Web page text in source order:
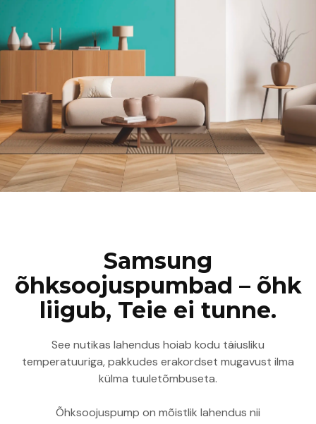
Samsung
õhksoojuspumbad – õhk
liigub, Teie ei tunne.
See nutikas lahendus hoiab kodu täiusliku
temperatuuriga, pakkudes erakordset mugavust ilma
külma tuuletõmbuseta.
Õhksoojuspump on mõistlik lahendus nii